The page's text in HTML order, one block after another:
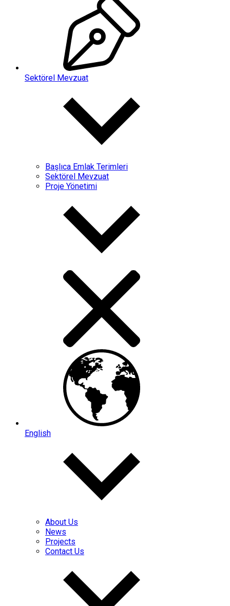
Sektörel Mevzuat
Başlıca Emlak Terimleri
Sektörel Mevzuat
Proje Yönetimi
English
About Us
News
Projects
Contact Us